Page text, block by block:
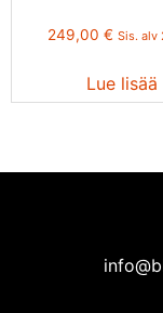
249,00 € Sis. alv
Lue lisää